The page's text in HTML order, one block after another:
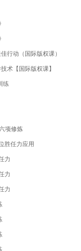
行动（国际版权课）
术【国际版权课】
练
项修炼
胜任力应用
力
力
力